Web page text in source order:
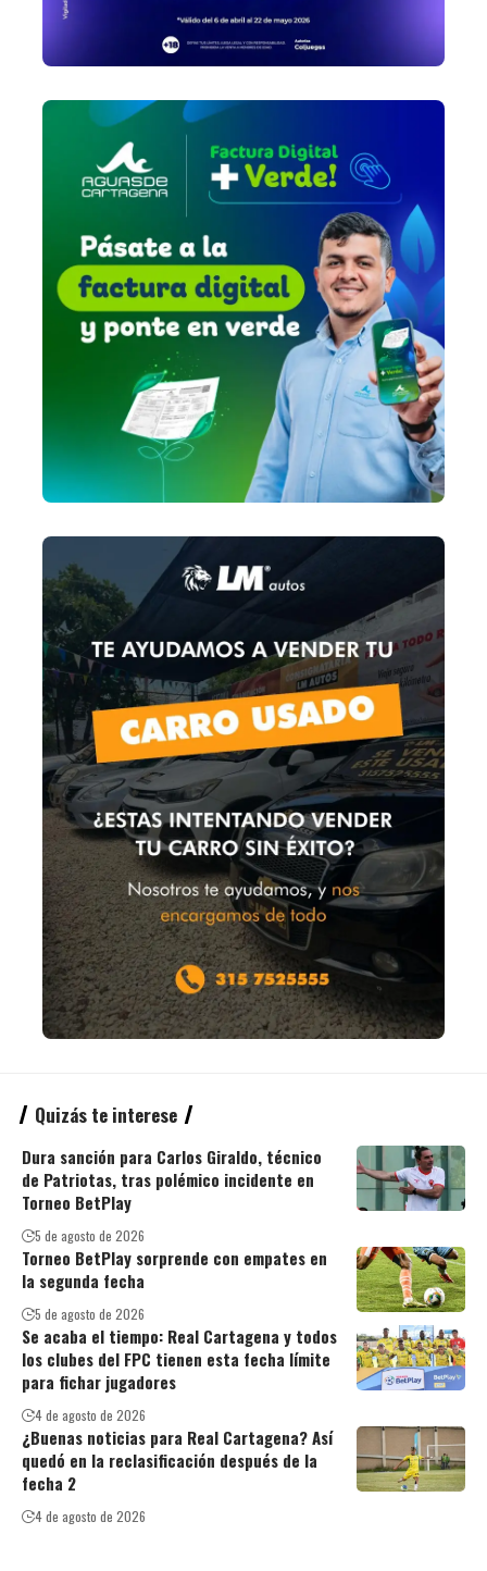
Quizás te interese
Dura sanción para Carlos Giraldo, técnico
de Patriotas, tras polémico incidente en
Torneo BetPlay
5 de agosto de 2026
Torneo BetPlay sorprende con empates en
la segunda fecha
5 de agosto de 2026
Se acaba el tiempo: Real Cartagena y todos
los clubes del FPC tienen esta fecha límite
para fichar jugadores
4 de agosto de 2026
¿Buenas noticias para Real Cartagena? Así
quedó en la reclasificación después de la
fecha 2
4 de agosto de 2026